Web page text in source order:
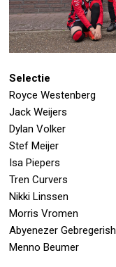
Selectie
Royce Westenberg
Jack Weijers
Dylan Volker
Stef Meijer
Isa Piepers
Tren Curvers
Nikki Linssen
Morris Vromen
Abyenezer Gebregerish
Menno Beumer